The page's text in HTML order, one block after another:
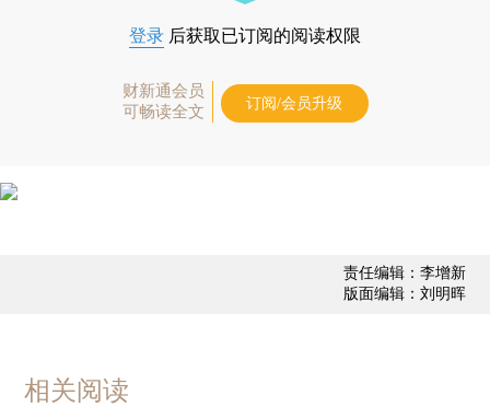
登录 后获取已订阅的阅读权限
财新通会员
可畅读全文
订阅/会员升级
责任编辑：李增新
版面编辑：刘明晖
相关阅读